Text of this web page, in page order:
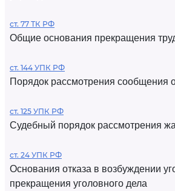
ст. 77 ТК РФ
Общие основания прекращения
ст. 144 УПК РФ
Порядок рассмотрения сообщения
ст. 125 УПК РФ
Судебный порядок рассмотрения
ст. 24 УПК РФ
Основания отказа в возбуждении
прекращения уголовного дела